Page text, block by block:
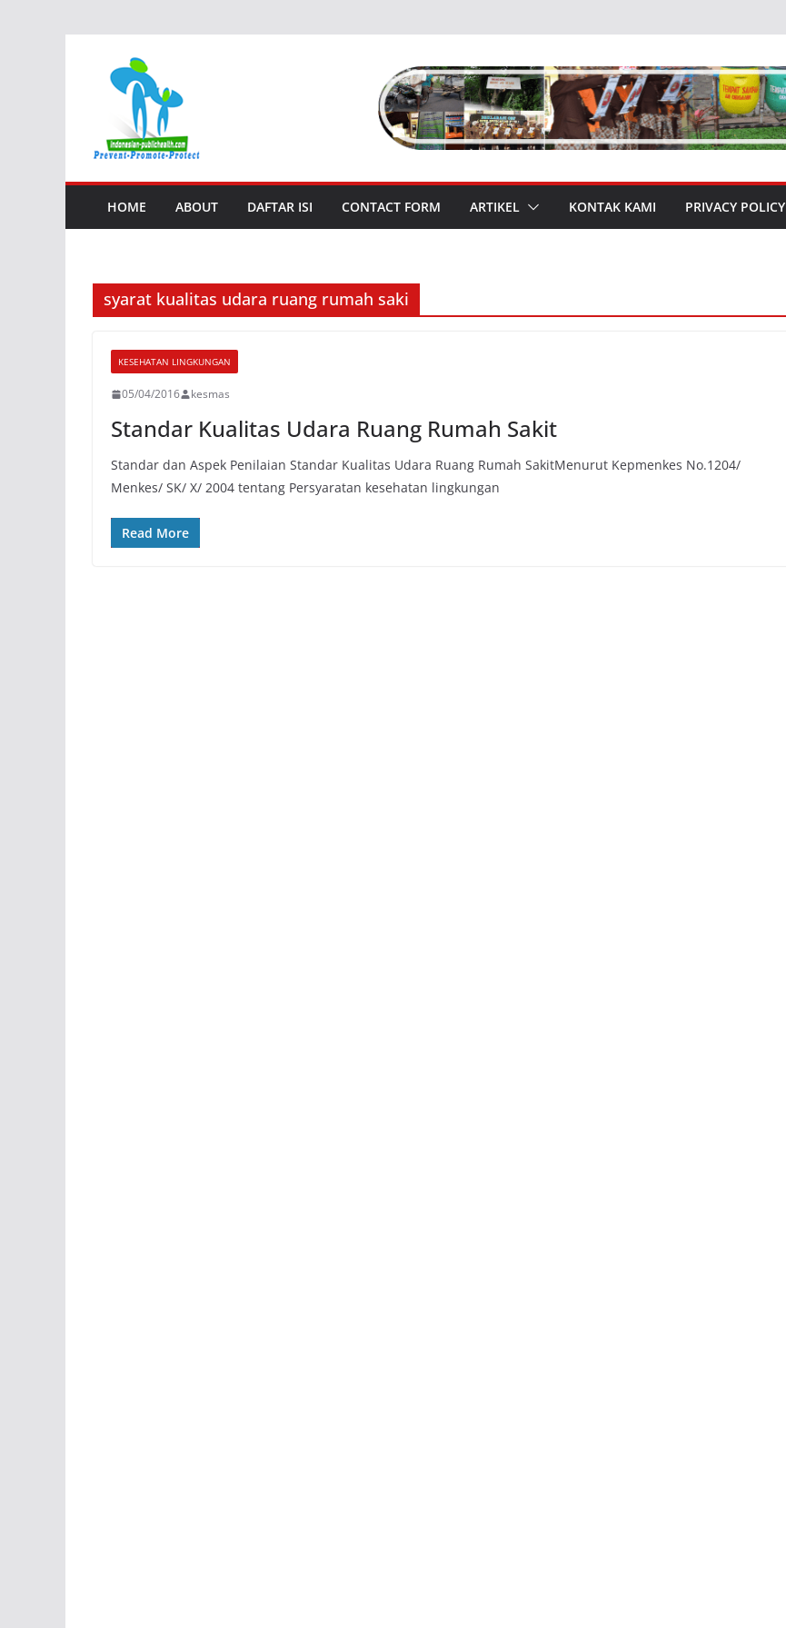
HOME ABOUT DAFTAR ISI CONTACT FORM ARTIKEL KONTAK KAMI PRIVACY POLICY
syarat kualitas udara ruang rumah saki
KESEHATAN LINGKUNGAN
05/04/2016 kesmas
Standar Kualitas Udara Ruang Rumah Sakit
Standar dan Aspek Penilaian Standar Kualitas Udara Ruang Rumah SakitMenurut Kepmenkes No.1204/
Menkes/ SK/ X/ 2004 tentang Persyaratan kesehatan lingkungan
Read More